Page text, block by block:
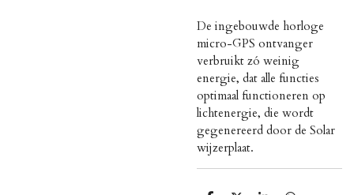
De ingebouwde horloge
micro-GPS ontvanger
verbruikt zó weinig
energie, dat alle functies
optimaal functioneren op
lichtenergie, die wordt
gegenereerd door de Solar
wijzerplaat.